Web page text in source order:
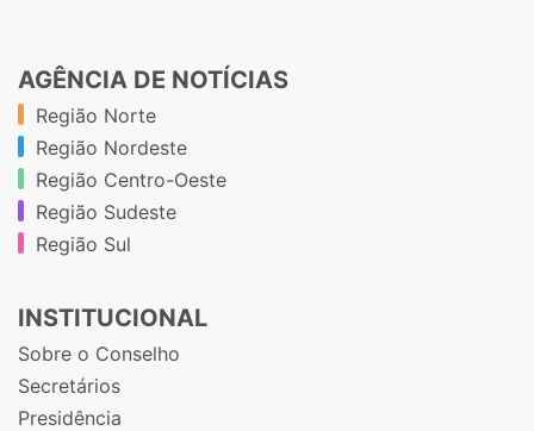
AGÊNCIA DE NOTÍCIAS
Região Norte
Região Nordeste
Região Centro-Oeste
Região Sudeste
Região Sul
INSTITUCIONAL
Sobre o Conselho
Secretários
Presidência